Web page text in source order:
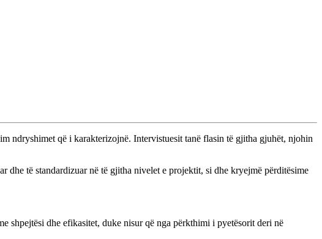
ndryshimet që i karakterizojnë. Intervistuesit tanë flasin të gjitha gjuhët, njohin
dhe të standardizuar në të gjitha nivelet e projektit, si dhe kryejmë përditësime
shpejtësi dhe efikasitet, duke nisur që nga përkthimi i pyetësorit deri në